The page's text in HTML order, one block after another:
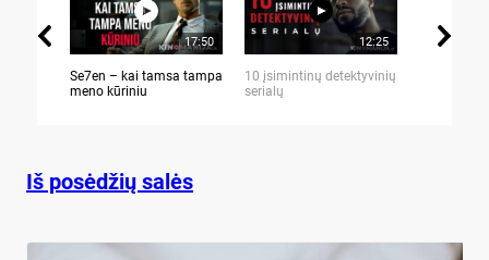
17:50
Se7en – kai tamsa tampa
meno kūriniu
12:25
10 įsimintinų detektyvinių
serialų
Iš posėdžių salės